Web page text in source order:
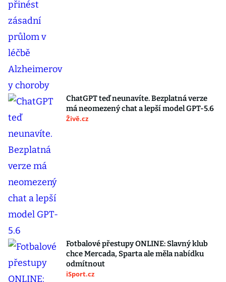
ChatGPT teď neunavíte. Bezplatná verze
má neomezený chat a lepší model GPT-5.6
Živě.cz
Fotbalové přestupy ONLINE: Slavný klub
chce Mercada, Sparta ale měla nabídku
odmítnout
iSport.cz